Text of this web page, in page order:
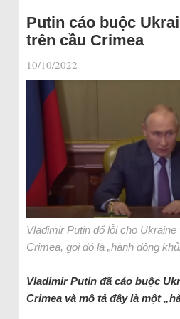
Putin cáo buộc
trên cầu Crimea
10/10/2022 |
Vladimir Putin đổ lỗi cho
Crimea, gọi đó là „hành động
Vladimir Putin đã cáo buộc
Crimea và mô tả đây là một